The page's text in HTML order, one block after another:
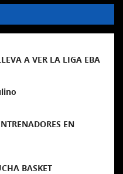
A VER LA LIGA EBA
EN
BASKET